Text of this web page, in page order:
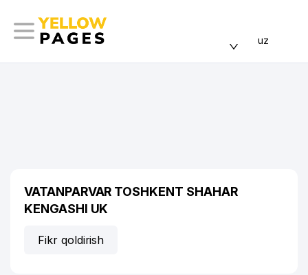
uz
VATANPARVAR TOSHKENT SHAHAR
KENGASHI UK
Fikr qoldirish